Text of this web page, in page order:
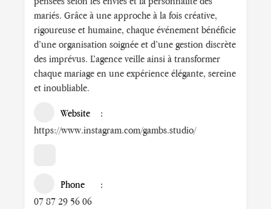
mariés. Grâce à une approche à la fois créative,
rigoureuse et humaine, chaque événement bénéficie
d’une organisation soignée et d’une gestion discrète
des imprévus. L’agence veille ainsi à transformer
chaque mariage en une expérience élégante, sereine
et inoubliable.
Website
https://www.instagram.com/gambs.studio/
Phone
07 87 29 56 06